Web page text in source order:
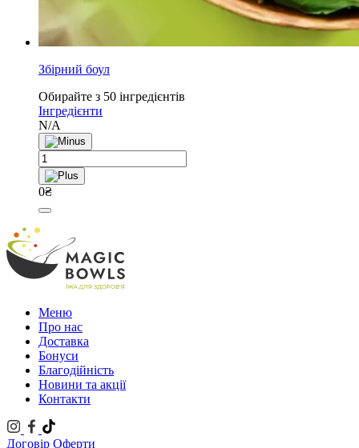
Збірний боул
Обирайте з 50 інгредієнтів
Інгредієнти
N/A
Збірний
боул
quantity
0₴
Меню
Про нас
Доставка
Бонуси
Благодійність
Новини та акції
Контакти
Договір Оферти